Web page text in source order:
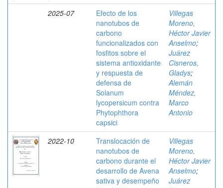
2025-07
Efecto de los
nanotubos de
carbono
funcionalizados con
fosfitos sobre el
sistema antioxidante
y respuesta de
defensa de
Solanum
lycopersicum contra
Phytophthora
capsici
Villegas
Moreno,
Héctor Javier
Anselmo;
Juárez
Cisneros,
Gladys;
Alemán
Méndez,
Marco
Antonio
2022-10
Translocación de
nanotubos de
carbono durante el
desarrollo de Avena
sativa y desempeño
Villegas
Moreno,
Héctor Javier
Anselmo;
Juárez